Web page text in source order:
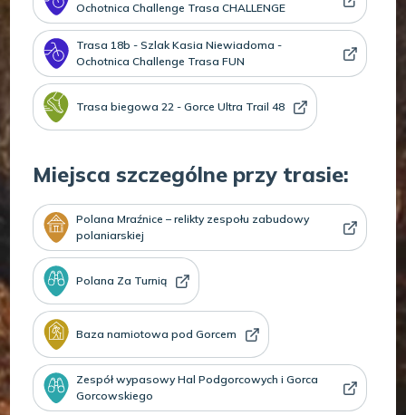
Ochotnica Challenge Trasa CHALLENGE
Trasa 18b - Szlak Kasia Niewiadoma -
Ochotnica Challenge Trasa FUN
Trasa biegowa 22 - Gorce Ultra Trail 48
Miejsca szczególne przy trasie:
Polana Mraźnice – relikty zespołu zabudowy
polaniarskiej
Polana Za Turnią
Baza namiotowa pod Gorcem
Zespół wypasowy Hal Podgorcowych i Gorca
Gorcowskiego